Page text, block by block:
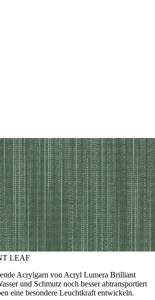
LEAF
Acrylgarn von Acryl Lumera Brilliant
und Schmutz noch besser abtransportiert
eine besondere Leuchtkraft entwickeln.